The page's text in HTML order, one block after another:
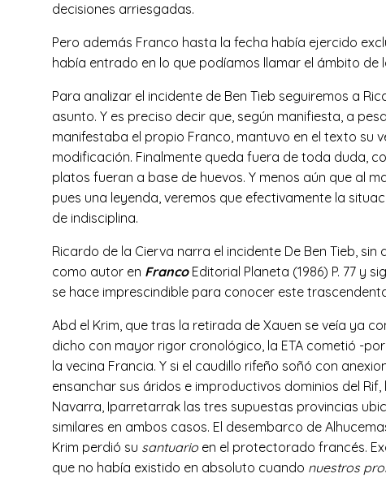
decisiones arriesgadas.
Pero además Franco hasta la fecha había ejercido
había entrado en lo que podíamos llamar el ámbito
Para analizar el incidente de Ben Tieb seguiremos a
asunto. Y es preciso decir que, según manifiesta, a
manifestaba el propio Franco, mantuvo en el texto su
modificación. Finalmente queda fuera de toda duda,
platos fueran a base de huevos. Y menos aún que al
pues una leyenda, veremos que efectivamente la
de indisciplina.
Ricardo de la Cierva narra el incidente De Ben Tieb,
como autor en FrancoEditorial Planeta (1986) P. 77 y
se hace imprescindible para conocer este
Abd el Krim, que tras la retirada de Xauen se veía ya
dicho con mayor rigor cronológico, la ETA cometió -
la vecina Francia. Y si el caudillo rifeño soñó con
ensanchar sus áridos e improductivos dominios del
Navarra, Iparretarrak las tres supuestas provincias
similares en ambos casos. El desembarco de
Krim perdió su santuario en el protectorado francés.
que no había existido en absoluto cuando nuestros